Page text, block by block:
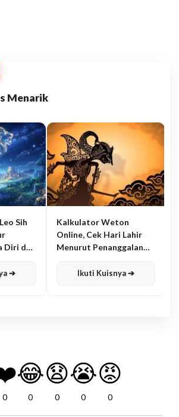
Menarik
Sih
Diri dan
➔
Kalkulator Weton
Online, Cek Hari Lahir
Menurut Penanggalan
Ikuti Kuisnya ➔
0
😂
0
😧
0
😭
0
😡
0